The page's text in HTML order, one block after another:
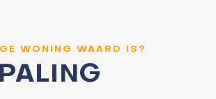
WONING WAARD IS?